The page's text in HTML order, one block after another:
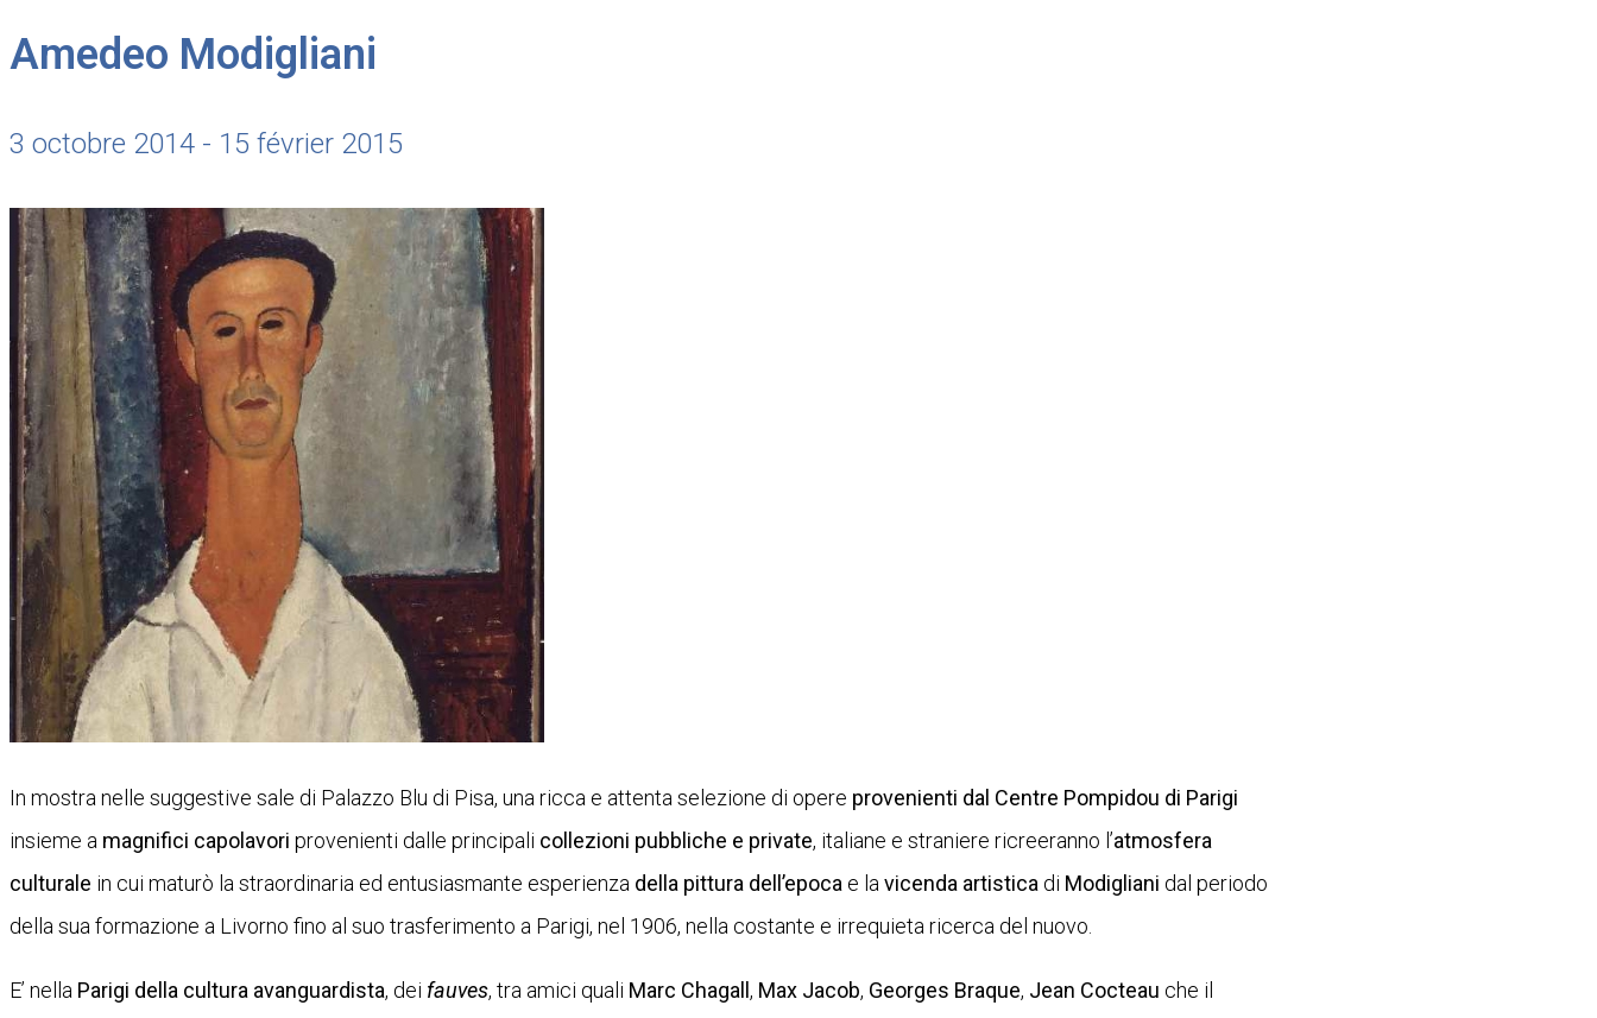
Amedeo Modigliani
3 octobre 2014 - 15 février 2015
In mostra nelle suggestive sale di Palazzo Blu di Pisa, una ricca e attenta selezione di opere provenienti dal Centre Pompidou di Parigi
insieme a magnifici capolavori provenienti dalle principali collezioni pubbliche e private, italiane e straniere ricreeranno l’atmosfera
culturale in cui maturò la straordinaria ed entusiasmante esperienza della pittura dell’epoca e la vicenda artistica di Modigliani dal periodo
della sua formazione a Livorno fino al suo trasferimento a Parigi, nel 1906, nella costante e irrequieta ricerca del nuovo.
E’ nella Parigi della cultura avanguardista, dei fauves, tra amici quali Marc Chagall , Max Jacob, Georges Braque, Jean Cocteau che il